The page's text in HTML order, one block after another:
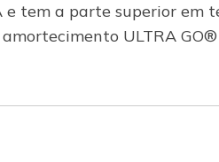
e tem a parte superior em
ULTRA